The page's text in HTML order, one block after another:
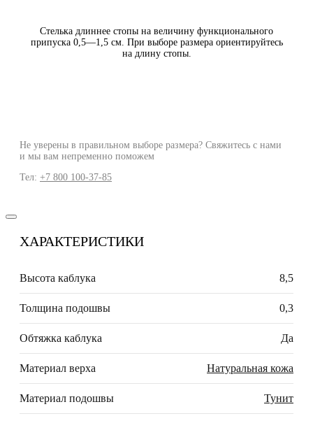
Стелька длиннее стопы на величину функционального
припуска 0,5—1,5 см. При выборе размера ориентируйтесь
на длину стопы.
Не уверены в правильном выборе размера? Свяжитесь с нами
и мы вам непременно поможем
Тел: +7 800 100-37-85
ХАРАКТЕРИСТИКИ
Высота каблука 8,5
Толщина подошвы 0,3
Обтяжка каблука Да
Материал верха Натуральная кожа
Материал подошвы Тунит